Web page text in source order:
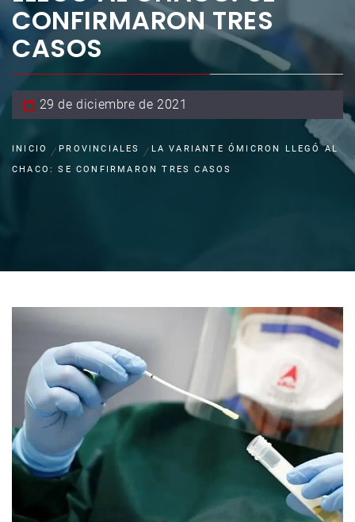
CONFIRMARON TRES
CASOS
29 de diciembre de 2021
INICIO PROVINCIALES
LA VARIANTE ÓMICRON LLEGÓ AL
CHACO: SE CONFIRMARON TRES CASOS